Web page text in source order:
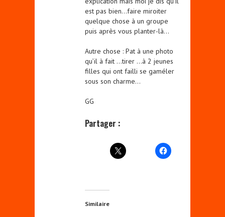
est pas bien…faire miroiter
quelque chose à un groupe
puis après vous planter-là…
Autre chose : Pat à une photo
qu’il à fait …tirer …à 2 jeunes
filles qui ont failli se gaméler
sous son charme…
GG
Partager :
Similaire